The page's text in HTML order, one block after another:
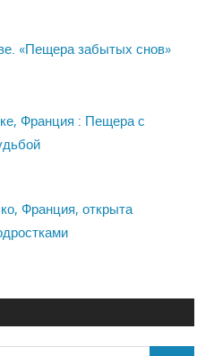
«Пещера забытых снов»
Франция : Пещера с
Франция, открыта